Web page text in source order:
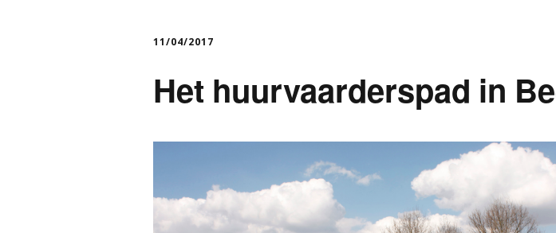
11/04/2017
Het huurvaarderspad in